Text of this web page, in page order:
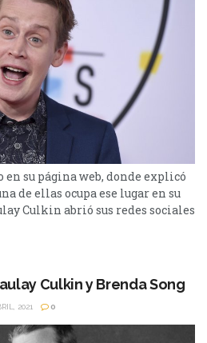
su página web, donde explicó
de ellas ocupa ese lugar en su
Culkin abrió sus redes sociales
a tener cada vez más
a verlo más seguido -
Culkin y Brenda Song
2021 0